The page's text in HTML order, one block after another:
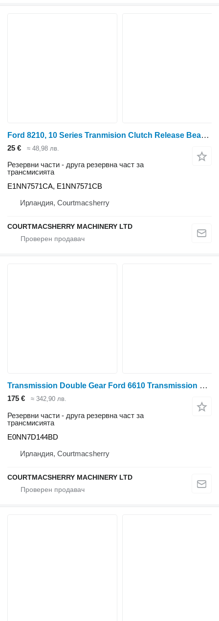
Ford 8210, 10 Series Tranmision Clutch Release Bearing E1nn7571ca, E1 E1NN7571CA за колесен трактор Ford 5110, 5610, 6410, 6610, 6710, 6810, 7410, 7810, 7610, 7710, 7910, 8210
25 € ≈ 48,98 лв.
Резервни части - друга резервна част за
трансмисията
E1NN7571CA, E1NN7571CB
Ирландия, Courtmacsherry
COURTMACSHERRY MACHINERY LTD
Transmission Double Gear Ford 6610 Transmission Double Gear T33/42 E0nn7d144bd E0NN7D144BD за колесен трактор Ford 6610
175 € ≈ 342,90 лв.
Резервни части - друга резервна част за
трансмисията
E0NN7D144BD
Ирландия, Courtmacsherry
COURTMACSHERRY MACHINERY LTD